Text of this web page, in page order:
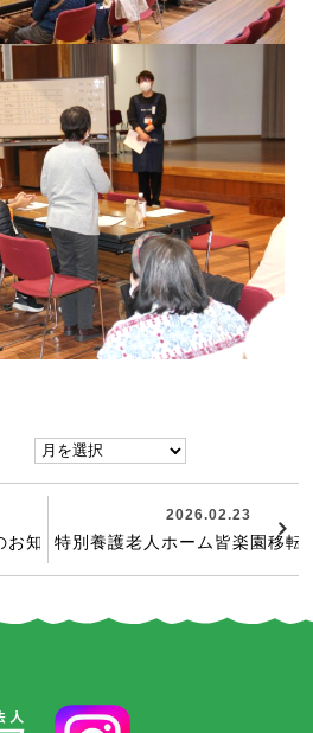
お知らせ
2026.02.23
特別養護老人ホーム皆楽園移